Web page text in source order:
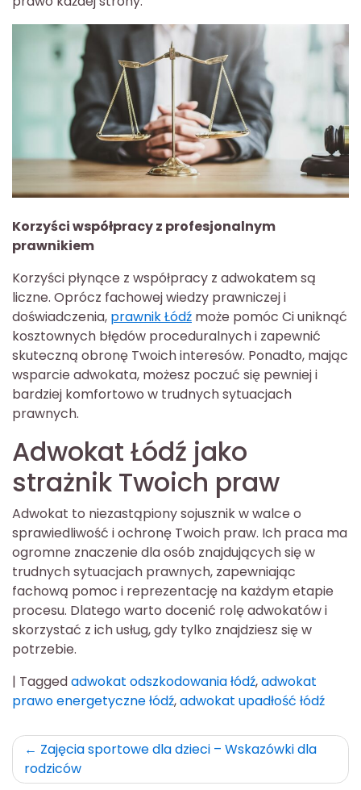
Korzyści współpracy z profesjonalnym
prawnikiem
Korzyści płynące z współpracy z adwokatem są
liczne. Oprócz fachowej wiedzy prawniczej i
doświadczenia, prawnik Łódź może pomóc Ci uniknąć
kosztownych błędów proceduralnych i zapewnić
skuteczną obronę Twoich interesów. Ponadto, mając
wsparcie adwokata, możesz poczuć się pewniej i
bardziej komfortowo w trudnych sytuacjach
prawnych.
Adwokat Łódź jako
strażnik Twoich praw
Adwokat to niezastąpiony sojusznik w walce o
sprawiedliwość i ochronę Twoich praw. Ich praca ma
ogromne znaczenie dla osób znajdujących się w
trudnych sytuacjach prawnych, zapewniając
fachową pomoc i reprezentację na każdym etapie
procesu. Dlatego warto docenić rolę adwokatów i
skorzystać z ich usług, gdy tylko znajdziesz się w
potrzebie.
| Taggedadwokat odszkodowania łódź,adwokat
prawo energetyczne łódź,adwokat upadłość łódź
Nawigacja
wpisu
Zajęcia sportowe dla dzieci – Wskazówki dla
rodziców